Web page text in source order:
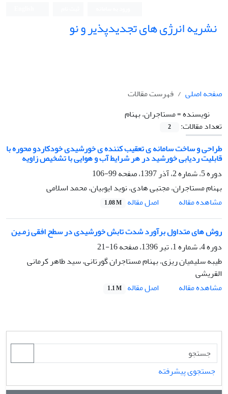
نشریه انرژی های تجدیدپذیر و نو
صفحه اصلی
فهرست مقالات
نویسنده =مستاجران، بهنام
تعداد مقالات:
2
طراحی و ساخت سامانه ی تعقیب کننده ی خورشیدی خودکاردو محوره با
قابلیت ردیابی خورشید در هر شرایط آب و هوایی با تشخیص زاویه
دوره 5، شماره 2، آذر 1397، صفحه
99-106
بهنام مستاجران، مجتبی هادی، نوید ایوبیان، محمد اسلامی
مشاهده مقاله
اصل مقاله 1.08 M
روش های متداول برآورد شدت تابش خورشیدی در سطح افقی زمـین
دوره 4، شماره 1، تیر 1396، صفحه
16-21
طیبه سلیمیان ریزی، بهنام مستاجران گورتانی، سید طاهر کرمانی
القریشی
مشاهده مقاله
اصل مقاله 1.1 M
جستجوی پیشرفته